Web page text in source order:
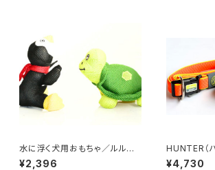
水に浮く犬用おもちゃ／ルルベ
ルズトイ・ペンギン
¥2,396
HUNTER（
用マウイ首
¥4,730